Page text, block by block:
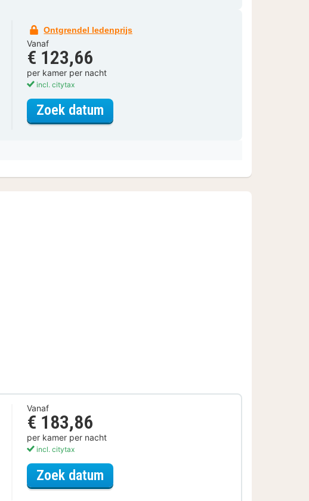
Ontgrendel ledenprijs
Vanaf
€ 123,66
per kamer per nacht
incl. citytax
Zoek datum
Vanaf
€ 183,86
per kamer per nacht
incl. citytax
Zoek datum